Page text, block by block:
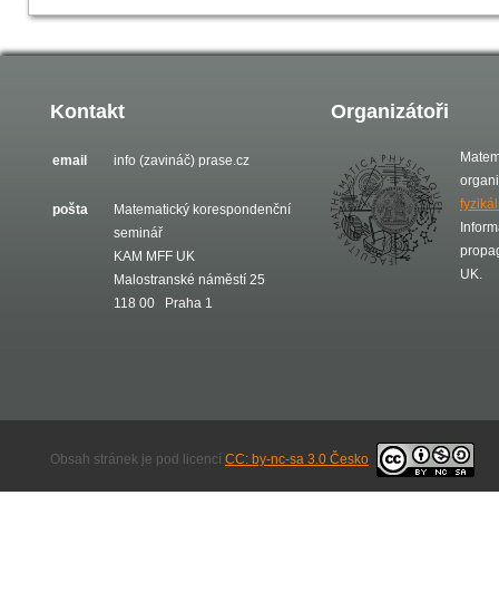
Kontakt
email info (zavináč) prase.cz
pošta
Matematický korespondenční
seminář
KAM MFF UK
Malostranské náměstí 25
118 00 Praha 1
Organizátoři
UK.
Obsah stránek je pod licencí CC: by-nc-sa 3.0 Česko